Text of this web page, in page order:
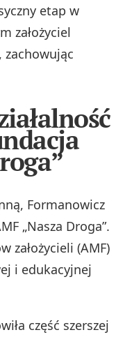
etap w
założyciel
zachowując
Formanowicz
„Nasza Droga”.
założycieli (AMF)
i edukacyjnej
część szerszej